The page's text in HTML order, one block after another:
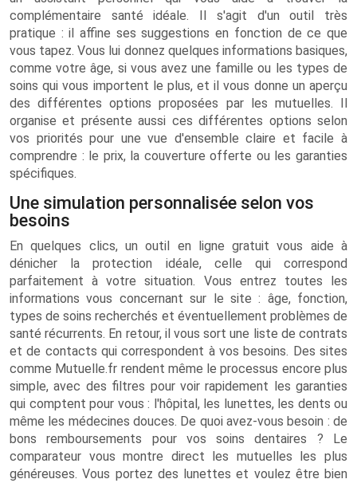
complémentaire santé idéale. Il s'agit d'un outil très
pratique : il affine ses suggestions en fonction de ce que
vous tapez. Vous lui donnez quelques informations basiques,
comme votre âge, si vous avez une famille ou les types de
soins qui vous importent le plus, et il vous donne un aperçu
des différentes options proposées par les mutuelles. Il
organise et présente aussi ces différentes options selon
vos priorités pour une vue d'ensemble claire et facile à
comprendre : le prix, la couverture offerte ou les garanties
spécifiques.
Une simulation personnalisée selon vos
besoins
En quelques clics, un outil en ligne gratuit vous aide à
dénicher la protection idéale, celle qui correspond
parfaitement à votre situation. Vous entrez toutes les
informations vous concernant sur le site : âge, fonction,
types de soins recherchés et éventuellement problèmes de
santé récurrents. En retour, il vous sort une liste de contrats
et de contacts qui correspondent à vos besoins. Des sites
comme Mutuelle.fr rendent même le processus encore plus
simple, avec des filtres pour voir rapidement les garanties
qui comptent pour vous : l'hôpital, les lunettes, les dents ou
même les médecines douces. De quoi avez-vous besoin : de
bons remboursements pour vos soins dentaires ? Le
comparateur vous montre direct les mutuelles les plus
généreuses. Vous portez des lunettes et voulez être bien